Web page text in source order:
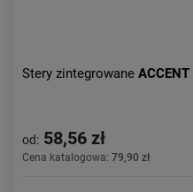
Stery zintegrowane ACCENT
od: 58,56 zł
Cena katalogowa: 79,90 zł